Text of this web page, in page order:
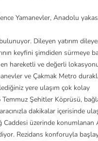
Yamanevler, Anadolu
Dileyen yatırım
keyfini şimdiden sürmeye
hareketli ve değerli
ve Çakmak Metro
yere ulaşım çok kolay
Şehitler Köprüsü,
dakikalar içerisinde
üzerinde konumlanan
Rezidans konforuyla